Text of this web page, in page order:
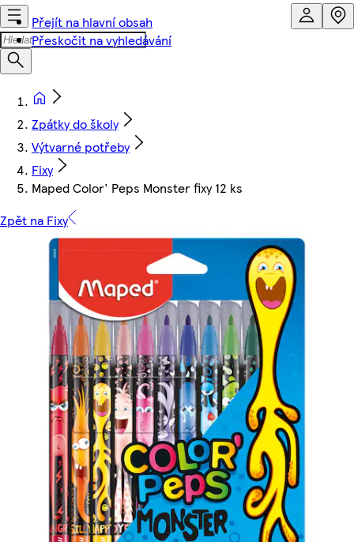
Přejít na hlavní obsah
Přeskočit na vyhledávání
Zpátky do školy
Výtvarné potřeby
Fixy
Maped Color' Peps Monster fixy 12 ks
Zpět na Fixy